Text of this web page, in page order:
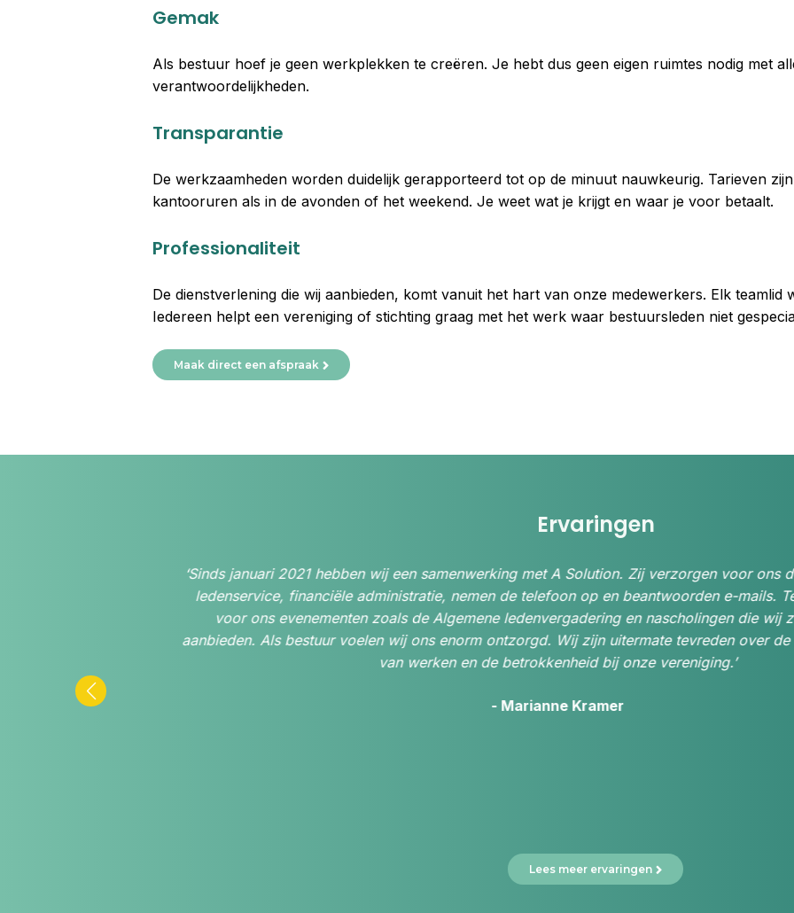
Gemak
Als bestuur hoef je geen werkplekken te creëren. Je hebt dus geen eigen ruimtes nodig met
verantwoordelijkheden.
Transparantie
De werkzaamheden worden duidelijk gerapporteerd tot op de minuut nauwkeurig. Tarieven
kantooruren als in de avonden of het weekend. Je weet wat je krijgt en waar je voor betaalt.
Professionaliteit
De dienstverlening die wij aanbieden, komt vanuit het hart van onze medewerkers. Elk teamlid
Iedereen helpt een vereniging of stichting graag met het werk waar bestuursleden niet
Maak direct een afspraak
Ervaringen
‘Sinds januari 2021 hebben wij een samenwerking met A Solution. Zij verzorgen voor ons
ledenservice, financiële administratie, nemen de telefoon op en beantwoorden e-mails.
voor ons evenementen zoals de Algemene ledenvergadering en nascholingen die wij
aanbieden. Als bestuur voelen wij ons enorm ontzorgd. Wij zijn uitermate tevreden over de
van werken en de betrokkenheid bij onze vereniging.’
- Marianne Kramer
Lees meer ervaringen